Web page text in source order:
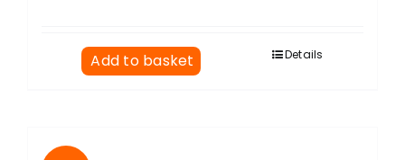
Add to basket Details